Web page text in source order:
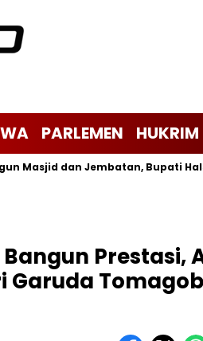
PARLEMEN HUKRIM
dan Jembatan, Bupati Halsel
Prestasi,
Garuda